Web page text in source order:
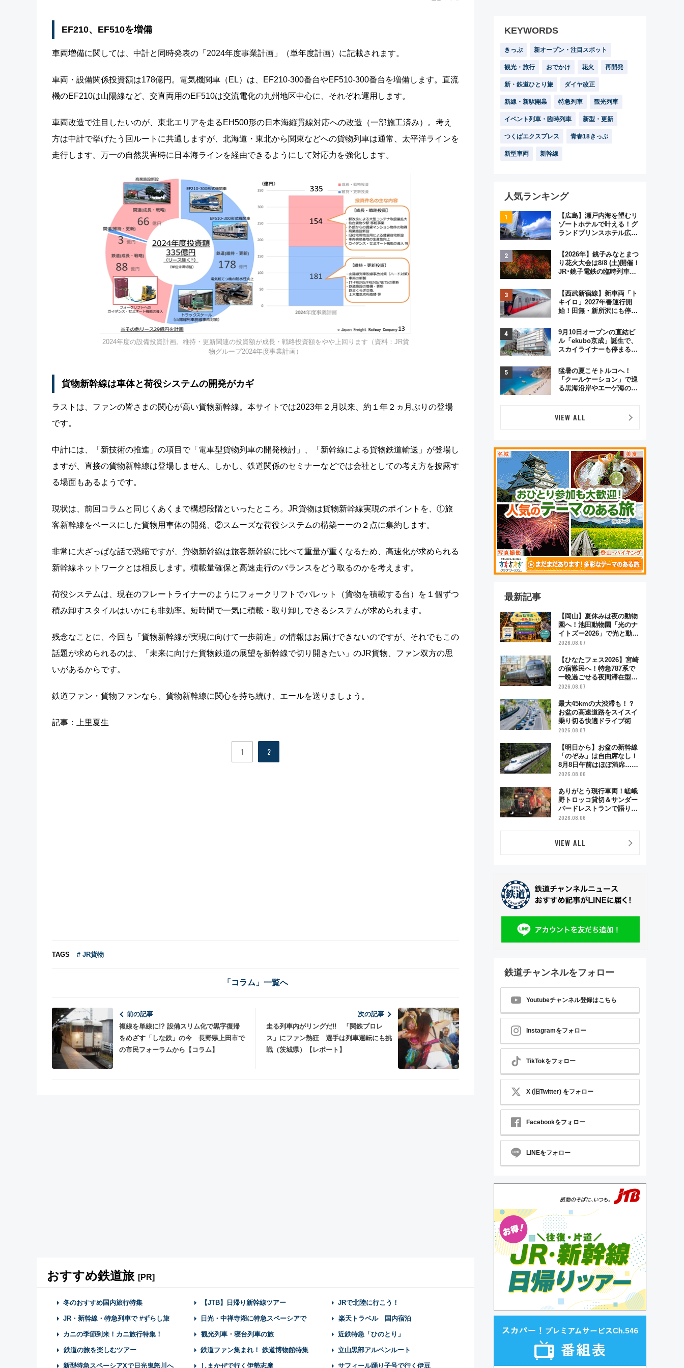
EF210、EF510を増備
車両増備に関しては、中計と同時発表の「2024年度事業計画」（単年度計画）に記載されます。
車両・設備関係投資額は178億円。電気機関車（EL）は、EF210-300番台やEF510-300番台を増備します。直流
機のEF210は山陽線など、交直両用のEF510は交流電化の九州地区中心に、それぞれ運用します。
車両改造で注目したいのが、東北エリアを走るEH500形の日本海縦貫線対応への改造（一部施工済み）。考え
方は中計で挙げたう回ルートに共通しますが、北海道・東北から関東などへの貨物列車は通常、太平洋ラインを
走行します。万一の自然災害時に日本海ラインを経由できるようにして対応力を強化します。
2024年度の設備投資計画。維持・更新関連の投資額が成長・戦略投資額をやや上回ります（資料：JR貨
物グループ2024年度事業計画）
貨物新幹線は車体と荷役システムの開発がカギ
ラストは、ファンの皆さまの関心が高い貨物新幹線。本サイトでは2023年２月以来、約１年２ヵ月ぶりの登場
です。
中計には、「新技術の推進」の項目で「電車型貨物列車の開発検討」、「新幹線による貨物鉄道輸送」が登場し
ますが、直接の貨物新幹線は登場しません。しかし、鉄道関係のセミナーなどでは会社としての考え方を披露す
る場面もあるようです。
現状は、前回コラムと同じくあくまで構想段階といったところ。JR貨物は貨物新幹線実現のポイントを、①旅
客新幹線をベースにした貨物用車体の開発、②スムーズな荷役システムの構築ーーの２点に集約します。
非常に大ざっぱな話で恐縮ですが、貨物新幹線は旅客新幹線に比べて重量が重くなるため、高速化が求められる
新幹線ネットワークとは相反します。積載量確保と高速走行のバランスをどう取るのかを考えます。
荷役システムは、現在のフレートライナーのようにフォークリフトでパレット（貨物を積載する台）を１個ずつ
積み卸すスタイルはいかにも非効率。短時間で一気に積載・取り卸しできるシステムが求められます。
残念なことに、今回も「貨物新幹線が実現に向けて一歩前進」の情報はお届けできないのですが、それでもこの
話題が求められるのは、「未来に向けた貨物鉄道の展望を新幹線で切り開きたい」のJR貨物、ファン双方の思
いがあるからです。
鉄道ファン・貨物ファンなら、貨物新幹線に関心を持ち続け、エールを送りましょう。
記事：上里夏生
1 2
TAGS # JR貨物
「コラム」一覧へ
前の記事
複線を単線に!? 設備スリム化で黒字復帰
をめざす「しな鉄」の今 長野県上田市で
の市民フォーラムから【コラム】
次の記事
走る列車内がリングだ!! 「関鉄プロレ
ス」にファン熱狂 選手は列車運転にも挑
戦（茨城県）【レポート】
おすすめ鉄道旅 [PR]
冬のおすすめ国内旅行特集 【JTB】日帰り新幹線ツアー JRで北陸に行こう！
JR・新幹線・特急列車で #ずらし旅 日光・中禅寺湖に特急スペーシアで 楽天トラベル 国内宿泊
カニの季節到来！カニ旅行特集！ 観光列車・寝台列車の旅 近鉄特急「ひのとり」
鉄道の旅を楽しむツアー 鉄道ファン集まれ！ 鉄道博物館特集 立山黒部アルペンルート
新型特急スペーシアXで日光鬼怒川へ しまかぜで行く伊勢志摩 サフィール踊り子号で行く伊豆
KEYWORDS
きっぷ 新オープン・注目スポット
観光・旅行 おでかけ 花火 再開発
新・鉄道ひとり旅 ダイヤ改正
新線・新駅開業 特急列車 観光列車
イベント列車・臨時列車 新型・更新
つくばエクスプレス 青春18きっぷ
新型車両 新幹線
人気ランキング
【広島】瀬戸内海を望むリ
ゾートホテルで叶える！グ
ランドプリンスホテル広島
ジュアルパーティープラン
【2026年】銚子みなとまつ
り花火大会は8/8 (土)開催！
JR･銚子電鉄の臨時列車や
く8,000発の大迫力＆屋台
を満喫
【西武新宿線】新車両「ト
キイロ」2027年春運行開
始！田無・新所沢にも停
弾」も
9月10日オープンの直結ビ
ル「ekubo京成」誕生で、
スカイライナーも停まる巨
変わる？ 全テナント情報も
公開！
猛暑の夏こそトルコへ！
「クールケーション」で巡
る黒海沿岸やエーゲ海の避
オも認める『2026年に訪れ
るべき世界の旅先』
VIEW ALL
最新記事
【岡山】夏休みは夜の動物
園へ！池田動物園「光のナ
イトズー2026」で光と動物
が彩る特別な夜
2026.08.07
【ひなたフェス2026】宮崎
の宿難民へ！特急787系で
一晩過ごせる夜間滞在型イ
ベント「スワローおひさ
2026.08.07
最大45kmの大渋滞も！？
お盆の高速道路をスイスイ
乗り切る快適ドライブ術
2026.08.07
【明日から】お盆の新幹線
「のぞみ」は自由席なし！
8月8日午前はほぼ満席…で
も数時間ズラせば空きが見
「空席」探しのコツ
2026.08.06
ありがとう現行車両！嵯峨
野トロッコ貸切＆サンダー
バードレストランで語り合
う秋の京都 斉藤雪乃＆福
ー」開催
2026.08.06
VIEW ALL
鉄道チャンネルをフォロー
Youtubeチャンネル登録はこちら
Instagramをフォロー
TikTokをフォロー
X (旧Twitter) をフォロー
Facebookをフォロー
LINEをフォロー